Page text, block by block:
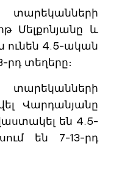
Մելքոնյանը և
ունեն 4.5-ական
րդ տեղերը։
Վարդանյանը
են 4.5-
են 7-13-րդ